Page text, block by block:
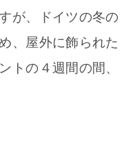
が、ドイツの冬の
、屋外に飾られた
トの４週間の間、